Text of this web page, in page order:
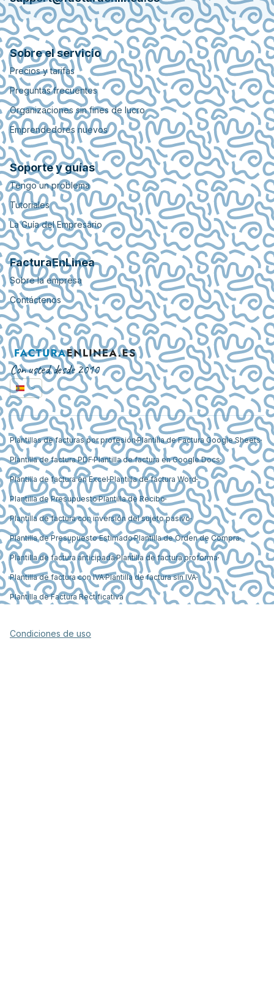
Sobre el servicio
Precios y tarifas
Preguntas frecuentes
Organizaciones sin fines de lucro
Emprendedores nuevos
Soporte y guías
Tengo un problema
Tutoriales
La Guía del Empresario
FacturaEnLinea
Sobre la empresa
Contáctenos
Con usted desde 2010
Plantillas de facturas por profesión Plantilla de Factura Google Sheets
Plantilla de factura PDF Plantilla de factura en Google Docs
Plantilla de factura en Excel Plantilla de factura Word
Plantilla de PresupuestoPlantilla de Recibo
Plantilla de factura con inversión del sujeto pasivo
Plantilla de Presupuesto EstimadoPlantilla de Orden de Compra
Plantilla de factura anticipada Plantilla de factura proforma
Plantilla de factura con IVAPlantilla de factura sin IVA
Plantilla de Factura Rectificativa
Condiciones de uso